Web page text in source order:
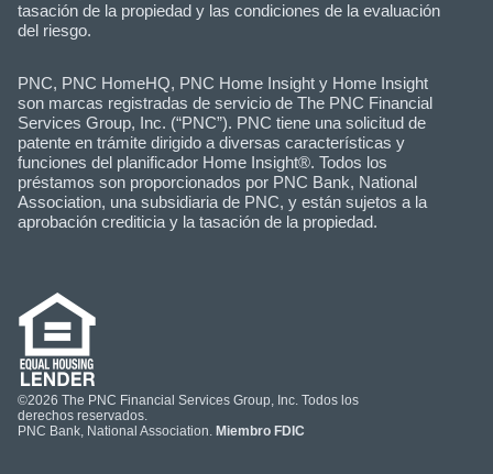
tasación de la propiedad y las condiciones de la evaluación
del riesgo.
PNC, PNC HomeHQ, PNC Home Insight y Home Insight
son marcas registradas de servicio de The PNC Financial
Services Group, Inc. (“PNC”). PNC tiene una solicitud de
patente en trámite dirigido a diversas características y
funciones del planificador Home Insight®. Todos los
préstamos son proporcionados por PNC Bank, National
Association, una subsidiaria de PNC, y están sujetos a la
aprobación crediticia y la tasación de la propiedad.
©2026 The PNC Financial Services Group, Inc. Todos los
derechos reservados.
PNC Bank, National Association. Miembro FDIC